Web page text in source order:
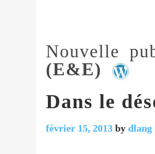
Nouvelle
(E&E)
Dans le
février 15, 2013 by dlang